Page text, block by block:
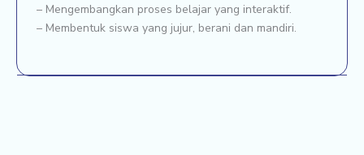
– Mengembangkan proses belajar yang interaktif.
– Membentuk siswa yang jujur, berani dan mandiri.